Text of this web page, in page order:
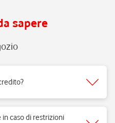
sapere
caso di restrizioni